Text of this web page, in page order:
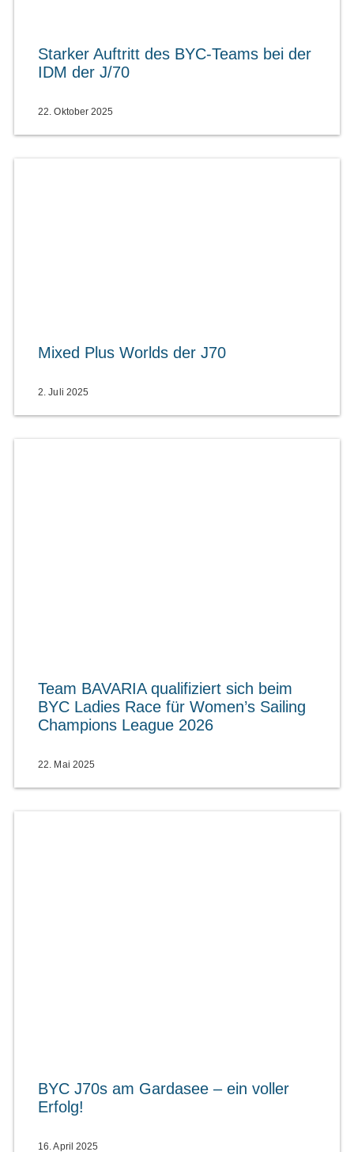
Starker Auftritt des BYC-Teams bei der
IDM der J/70
22. Oktober 2025
Mixed Plus Worlds der J70
2. Juli 2025
Team BAVARIA qualifiziert sich beim
BYC Ladies Race für Women’s Sailing
Champions League 2026
22. Mai 2025
BYC J70s am Gardasee – ein voller
Erfolg!
16. April 2025